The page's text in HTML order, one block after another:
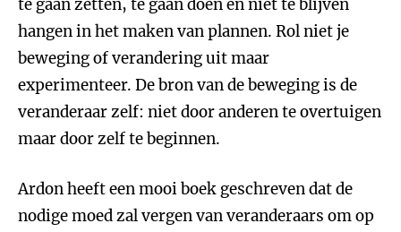
te gaan zetten, te gaan doen en niet te blijven
hangen in het maken van plannen. Rol niet je
beweging of verandering uit maar
experimenteer. De bron van de beweging is de
veranderaar zelf: niet door anderen te overtuigen
maar door zelf te beginnen.
Ardon heeft een mooi boek geschreven dat de
nodige moed zal vergen van veranderaars om op